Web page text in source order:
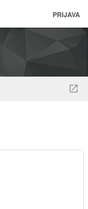
PRIJAVA